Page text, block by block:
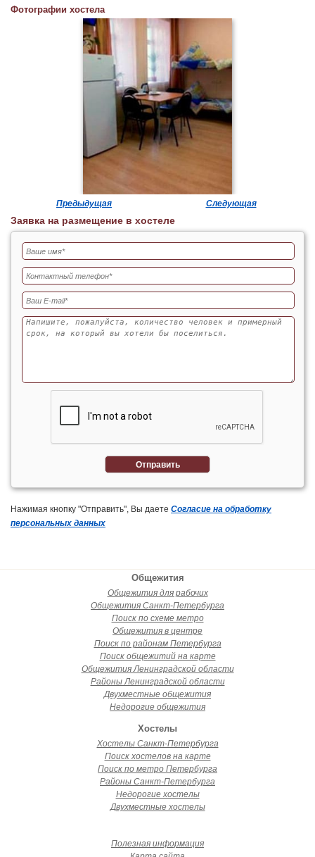
Фотографии хостела
Предыдущая Следующая
Заявка на размещение в хостеле
Отправить
Нажимая кнопку "Отправить", Вы даете Согласие на обработку
персональных данных
Общежития
Общежития для рабочих
Общежития Санкт-Петербурга
Поиск по схеме метро
Общежития в центре
Поиск по районам Петербурга
Поиск общежитий на карте
Общежития Ленинградской области
Районы Ленинградской области
Двухместные общежития
Недорогие общежития
Хостелы
Хостелы Санкт-Петербурга
Поиск хостелов на карте
Поиск по метро Петербурга
Районы Санкт-Петербурга
Недорогие хостелы
Двухместные хостелы
Полезная информация